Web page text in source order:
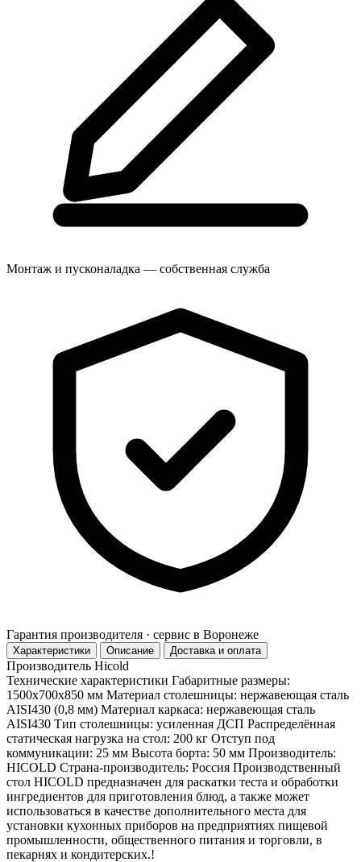
Монтаж и пусконаладка — собственная служба
Гарантия производителя · сервис в Воронеже
Характеристики Описание Доставка и оплата
Производитель Hicold
Технические характеристики Габаритные размеры:
1500х700х850 мм Материал столешницы: нержавеющая сталь
AISI430 (0,8 мм) Материал каркаса: нержавеющая сталь
AISI430 Тип столешницы: усиленная ДСП Распределённая
статическая нагрузка на стол: 200 кг Отступ под
коммуникации: 25 мм Высота борта: 50 мм Производитель:
HICOLD Страна-производитель: Россия Производственный
стол HICOLD предназначен для раскатки теста и обработки
ингредиентов для приготовления блюд, а также может
использоваться в качестве дополнительного места для
установки кухонных приборов на предприятиях пищевой
промышленности, общественного питания и торговли, в
пекарнях и кондитерских.!